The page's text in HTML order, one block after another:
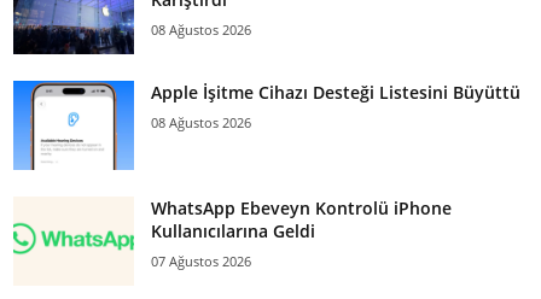
08 Ağustos 2026
Apple İşitme Cihazı Desteği Listesini Büyüttü
08 Ağustos 2026
WhatsApp Ebeveyn Kontrolü iPhone
Kullanıcılarına Geldi
07 Ağustos 2026